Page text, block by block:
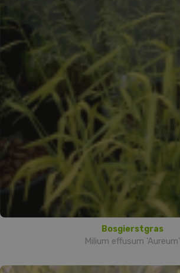
Bosgierstgras
Milium effusum 'Aureum'